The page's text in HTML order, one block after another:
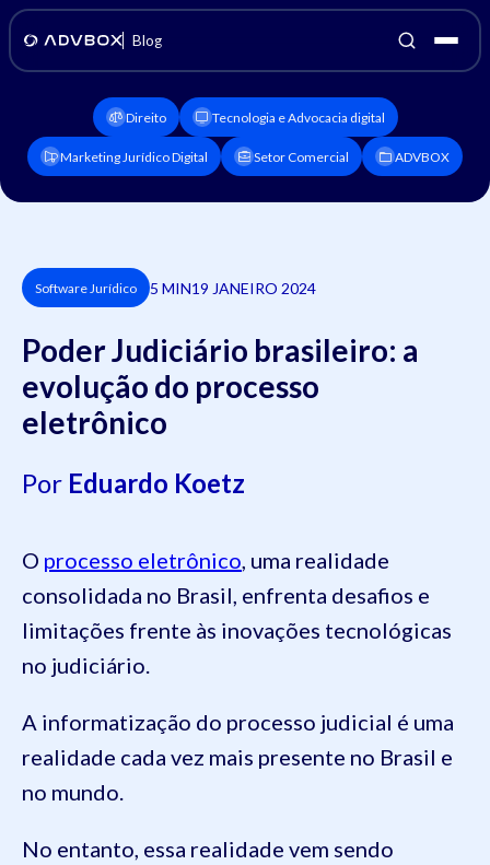
Blog
Direito Tecnologia e Advocacia digital
Marketing Jurídico Digital Setor Comercial ADVBOX
Software Jurídico 5 MIN19 JANEIRO 2024
Poder Judiciário brasileiro: a
evolução do processo
eletrônico
Por Eduardo Koetz
O processo eletrônico, uma realidade
consolidada no Brasil, enfrenta desafios e
limitações frente às inovações tecnológicas
no judiciário.
A informatização do processo judicial é uma
realidade cada vez mais presente no Brasil e
no mundo.
No entanto, essa realidade vem sendo